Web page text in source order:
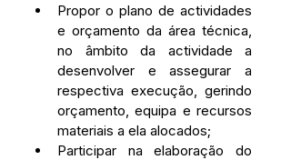
Propor o plano de actividades
e orçamento da área técnica,
no âmbito da actividade a
desenvolver e assegurar a
respectiva execução, gerindo
orçamento, equipa e recursos
materiais a ela alocados;
Participar na elaboração do